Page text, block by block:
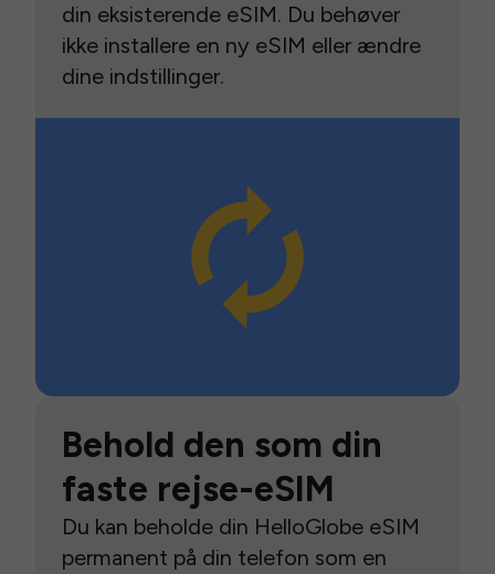
din eksisterende eSIM. Du behøver
ikke installere en ny eSIM eller ændre
dine indstillinger.
Behold den som din
faste rejse-eSIM
Du kan beholde din HelloGlobe eSIM
permanent på din telefon som en